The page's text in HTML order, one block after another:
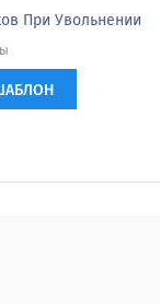
При Увольнении